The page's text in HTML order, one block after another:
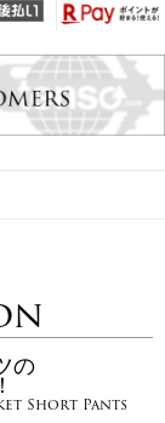
の
Short Pants